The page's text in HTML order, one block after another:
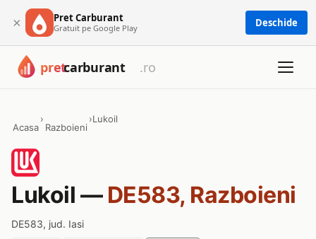
× Pret Carburant
Gratuit pe Google Play Deschide
Acasa
›
Razboieni
›Lukoil
Lukoil — DE583, Razboieni
DE583, jud. Iasi